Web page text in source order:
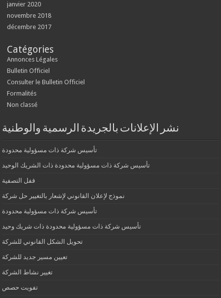
janvier 2020
novembre 2018
décembre 2017
Catégories
Annonces Légales
Bulletin Officiel
Consulter le Bulletin Officiel
Formalités
Non classé
نشر الإعلانات بالجريدة الرسمية والوطنية
تأسيس شركة ذات مسؤولية محدودة
تأسيس شركة ذات مسؤولية محدودة ذات الشريك الوحيد
قفل التصفية
نموذج لإعلان القانوني لإشعار بالتغيير حل شركة
تأسيس شركة ذات مسؤولية محدودة
تأسيس شركة ذات مسؤولية محدودة ذات شريك وحيد
تحويل الشكل القانوني للشركة
تعيين مسير جديد للشركة
تغيير نشاط الشركة
تفويت حصص